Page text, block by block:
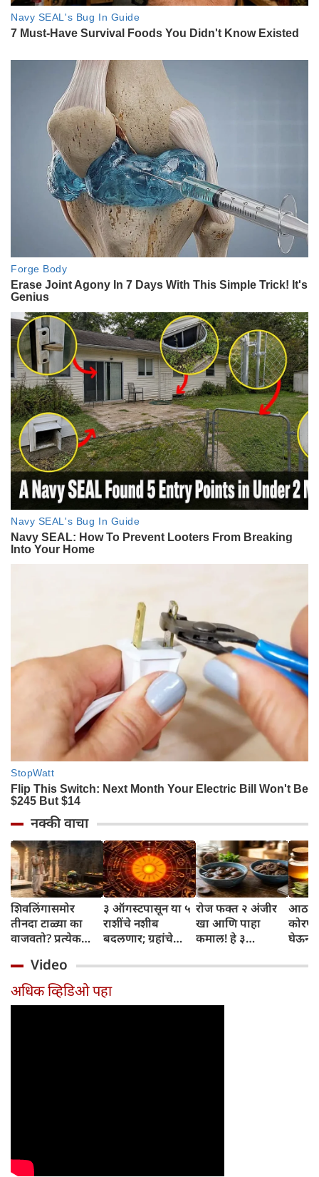
नक्की वाचा
शिवलिंगासमोर
तीनदा टाळ्या का
वाजवतो? प्रत्येक
जाणून घ्या
३ ऑगस्टपासून या ५
राशींचे नशीब
बदलणार; ग्रहांचे
संपतील आणि शुभ
दिवसांची सुरुवात
होईल
रोज फक्त २ अंजीर
खा आणि पाहा
कमाल! हे ३
तुम्हाला ठाऊक
घेऊन
Video
अधिक व्हिडिओ पहा